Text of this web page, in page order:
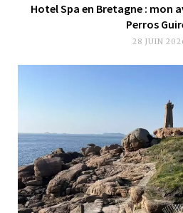
Hotel Spa en Bretagne : mon
Perros
28 JUIN